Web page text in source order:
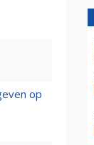
op